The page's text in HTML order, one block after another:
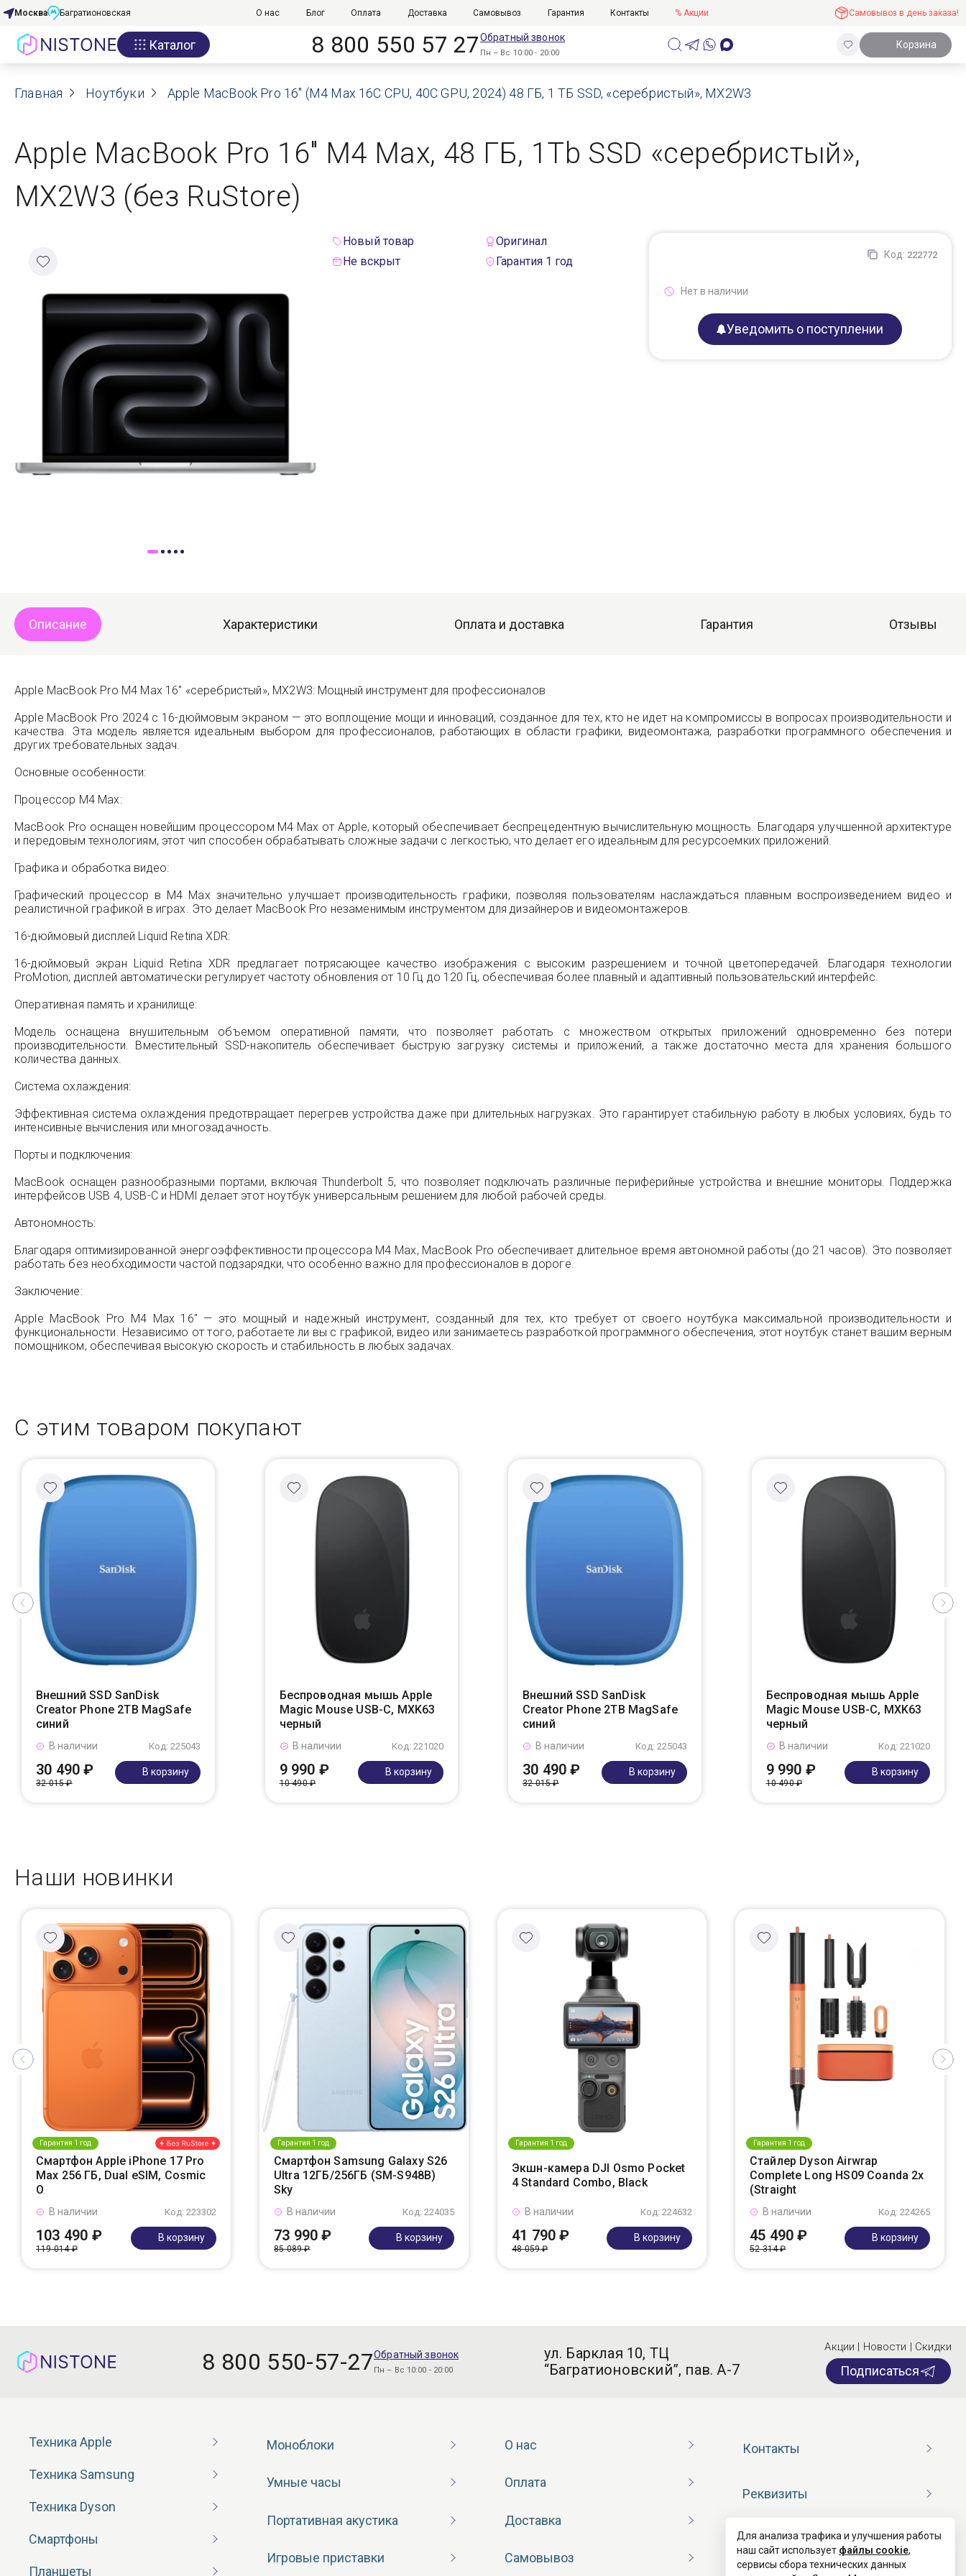
Акции
О нас
Реквизиты
Доставка
Самовывоз
Москва Багратионовская О нас Блог Оплата Доставка Самовывоз Гарантия Контакты % Акции Самовывоз в день заказа!
Каталог 8 800 550 57 27Обратный звонок
Пн – Вс 10:00 - 20:00
Корзина
Главная Ноутбуки Apple MacBook Pro 16" (M4 Max 16C CPU, 40C GPU, 2024) 48 ГБ, 1 ТБ SSD, «серебристый», MX2W3
Apple MacBook Pro 16" M4 Max, 48 ГБ, 1Tb SSD «серебристый»,
MX2W3 (без RuStore)
Новый товар
Оригинал
Не вскрыт
Гарантия 1 год Код: 222772
Нет в наличии
Уведомить о поступлении
Описание Характеристики Оплата и доставка Гарантия Отзывы
Apple MacBook Pro M4 Max 16" «серебристый», MX2W3: Мощный инструмент для профессионалов
Apple MacBook Pro 2024 с 16-дюймовым экраном — это воплощение мощи и инноваций, созданное для тех, кто не идет на компромиссы в вопросах производительности и
качества. Эта модель является идеальным выбором для профессионалов, работающих в области графики, видеомонтажа, разработки программного обеспечения и
других требовательных задач.
Основные особенности:
Процессор M4 Max:
MacBook Pro оснащен новейшим процессором M4 Max от Apple, который обеспечивает беспрецедентную вычислительную мощность. Благодаря улучшенной архитектуре
и передовым технологиям, этот чип способен обрабатывать сложные задачи с легкостью, что делает его идеальным для ресурсоемких приложений.
Графика и обработка видео:
Графический процессор в M4 Max значительно улучшает производительность графики, позволяя пользователям наслаждаться плавным воспроизведением видео и
реалистичной графикой в играх. Это делает MacBook Pro незаменимым инструментом для дизайнеров и видеомонтажеров.
16-дюймовый дисплей Liquid Retina XDR:
16-дюймовый экран Liquid Retina XDR предлагает потрясающее качество изображения с высоким разрешением и точной цветопередачей. Благодаря технологии
ProMotion, дисплей автоматически регулирует частоту обновления от 10 Гц до 120 Гц, обеспечивая более плавный и адаптивный пользовательский интерфейс.
Оперативная память и хранилище:
Модель оснащена внушительным объемом оперативной памяти, что позволяет работать с множеством открытых приложений одновременно без потери
производительности. Вместительный SSD-накопитель обеспечивает быструю загрузку системы и приложений, а также достаточно места для хранения большого
количества данных.
Система охлаждения:
Эффективная система охлаждения предотвращает перегрев устройства даже при длительных нагрузках. Это гарантирует стабильную работу в любых условиях, будь то
интенсивные вычисления или многозадачность.
Порты и подключения:
MacBook оснащен разнообразными портами, включая Thunderbolt 5, что позволяет подключать различные периферийные устройства и внешние мониторы. Поддержка
интерфейсов USB 4, USB-C и HDMI делает этот ноутбук универсальным решением для любой рабочей среды.
Автономность:
Благодаря оптимизированной энергоэффективности процессора M4 Max, MacBook Pro обеспечивает длительное время автономной работы (до 21 часов). Это позволяет
работать без необходимости частой подзарядки, что особенно важно для профессионалов в дороге.
Заключение:
Apple MacBook Pro M4 Max 16" — это мощный и надежный инструмент, созданный для тех, кто требует от своего ноутбука максимальной производительности и
функциональности. Независимо от того, работаете ли вы с графикой, видео или занимаетесь разработкой программного обеспечения, этот ноутбук станет вашим верным
помощником, обеспечивая высокую скорость и стабильность в любых задачах.
С этим товаром покупают
Внешний SSD SanDisk
Creator Phone 2TB MagSafe
синий
Код: 225043
В наличии
30 490 ₽
32 015 ₽
В корзину
Беспроводная мышь Apple
Magic Mouse USB-C, MXK63
черный
Код: 221020
В наличии
9 990 ₽
10 490 ₽
В корзину
Внешний SSD SanDisk
Creator Phone 2TB MagSafe
синий
Код: 225043
В наличии
30 490 ₽
32 015 ₽
В корзину
Беспроводная мышь Apple
Magic Mouse USB-C, MXK63
черный
Код: 221020
В наличии
9 990 ₽
10 490 ₽
В корзину
Наши новинки
Гарантия 1 год
Смартфон Apple iPhone 17 Pro
Max 256 ГБ, Dual eSIM, Cosmic
O
Код: 223302
В наличии
103 490 ₽
119 014 ₽
В корзину
Гарантия 1 год
Смартфон Samsung Galaxy S26
Ultra 12ГБ/256ГБ (SM-S948B)
Sky
Код: 224035
В наличии
73 990 ₽
85 089 ₽
В корзину
Гарантия 1 год
Экшн-камера DJI Osmo Pocket
4 Standard Combo, Black
Код: 224632
В наличии
41 790 ₽
48 059 ₽
В корзину
Гарантия 1 год
Стайлер Dyson Airwrap
Complete Long HS09 Coanda 2x
(Straight
Код: 224265
В наличии
45 490 ₽
52 314 ₽
В корзину
8 800 550-57-27Обратный звонок
Пн – Вс 10:00 - 20:00
ул. Барклая 10, ТЦ
“Багратионовский”, пав. А-7
Акции | Новости | Скидки
Подписаться
Техника Apple
Техника Samsung
Техника Dyson
Смартфоны
Планшеты
Моноблоки
Умные часы
Портативная акустика
Игровые приставки
О нас
Оплата
Доставка
Самовывоз
Контакты
Реквизиты
Договор оферты
Для анализа трафика и улучшения работы
наш сайт использует файлы cookie,
сервисы сбора технических данных